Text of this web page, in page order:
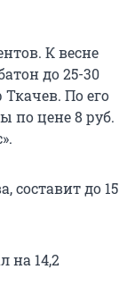
К весне
до 25-30
По его
по цене 8 руб.
составит до 15
на 14,2